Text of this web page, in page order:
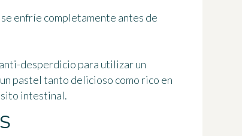
enfríe completamente antes de
desperdicio para utilizar un
pastel tanto delicioso como rico en
intestinal.